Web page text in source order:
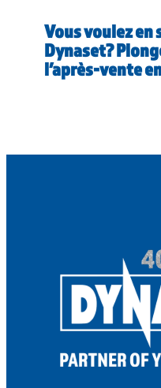
Vous voulez en
Dynaset?
l’après-vente